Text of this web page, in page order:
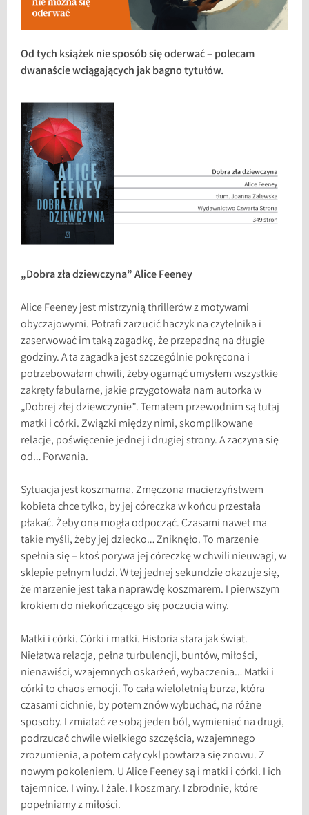
Od tych książek nie sposób się oderwać – polecam
dwanaście wciągających jak bagno tytułów.
„Dobra zła dziewczyna” Alice Feeney
Alice Feeney jest mistrzynią thrillerów z motywami
obyczajowymi. Potrafi zarzucić haczyk na czytelnika i
zaserwować im taką zagadkę, że przepadną na długie
godziny. A ta zagadka jest szczególnie pokręcona i
potrzebowałam chwili, żeby ogarnąć umysłem wszystkie
zakręty fabularne, jakie przygotowała nam autorka w
„Dobrej złej dziewczynie”. Tematem przewodnim są tutaj
matki i córki. Związki między nimi, skomplikowane
relacje, poświęcenie jednej i drugiej strony. A zaczyna się
od… Porwania.
Sytuacja jest koszmarna. Zmęczona macierzyństwem
kobieta chce tylko, by jej córeczka w końcu przestała
płakać. Żeby ona mogła odpocząć. Czasami nawet ma
takie myśli, żeby jej dziecko… Zniknęło. To marzenie
spełnia się – ktoś porywa jej córeczkę w chwili nieuwagi, w
sklepie pełnym ludzi. W tej jednej sekundzie okazuje się,
że marzenie jest taka naprawdę koszmarem. I pierwszym
krokiem do niekończącego się poczucia winy.
Matki i córki. Córki i matki. Historia stara jak świat.
Niełatwa relacja, pełna turbulencji, buntów, miłości,
nienawiści, wzajemnych oskarżeń, wybaczenia… Matki i
córki to chaos emocji. To cała wieloletnią burza, która
czasami cichnie, by potem znów wybuchać, na różne
sposoby. I zmiatać ze sobą jeden ból, wymieniać na drugi,
podrzucać chwile wielkiego szczęścia, wzajemnego
zrozumienia, a potem cały cykl powtarza się znowu. Z
nowym pokoleniem. U Alice Feeney są i matki i córki. I ich
tajemnice. I winy. I żale. I koszmary. I zbrodnie, które
popełniamy z miłości.